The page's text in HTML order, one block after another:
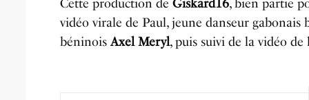
a
y
Cette production deGiskard16, bien partie
vidéo virale de Paul, jeune danseur
béninoisAxel Meryl, puis suivi de la vidéo